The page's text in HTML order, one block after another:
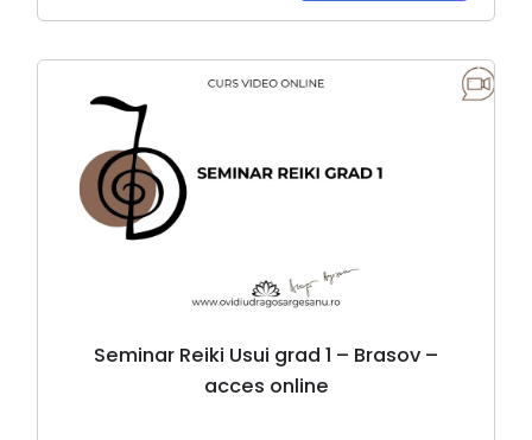
Seminar Reiki Usui grad 1 – Brasov –
acces online